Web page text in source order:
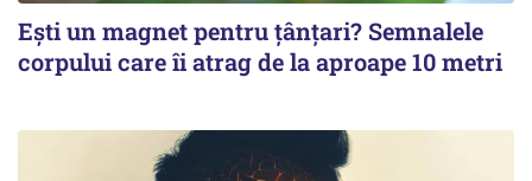
Ești un magnet pentru țânțari? Semnalele
corpului care îi atrag de la aproape 10 metri